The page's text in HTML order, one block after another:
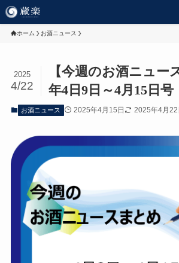
ホーム お酒ニュース
【今週のお酒ニュー
年4日9日～4月15日号
2025
4/22
お酒ニュース 2025年4月15日 2025年4月22